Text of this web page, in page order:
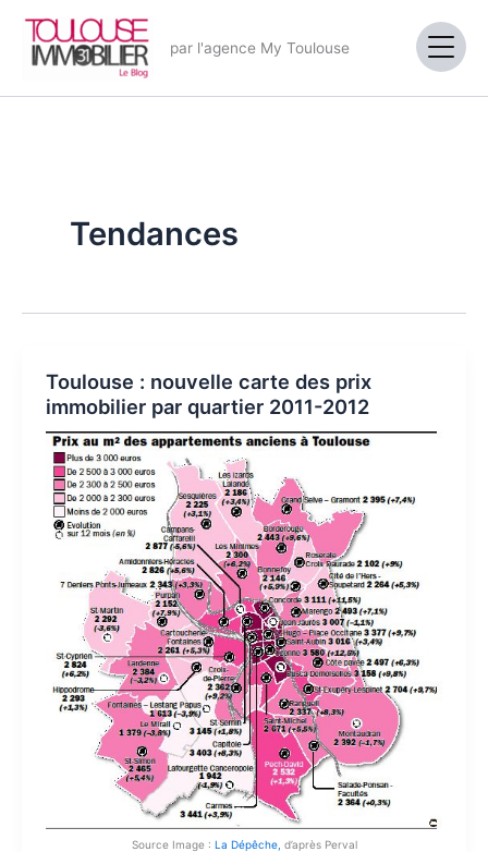
contenu
par l'agence My Toulouse
Tendances
Toulouse : nouvelle carte des prix
immobilier par quartier 2011-2012
Source Image : La Dépêche, d’après Perval